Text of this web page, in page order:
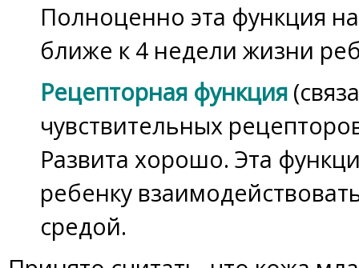
Полноценно эта функция
ближе к 4 недели жизни
Рецепторная функция
чувствительных
Развита хорошо. Эта
ребенку
средой.